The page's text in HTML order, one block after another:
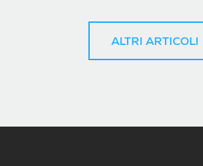
ALTRI ARTICOLI